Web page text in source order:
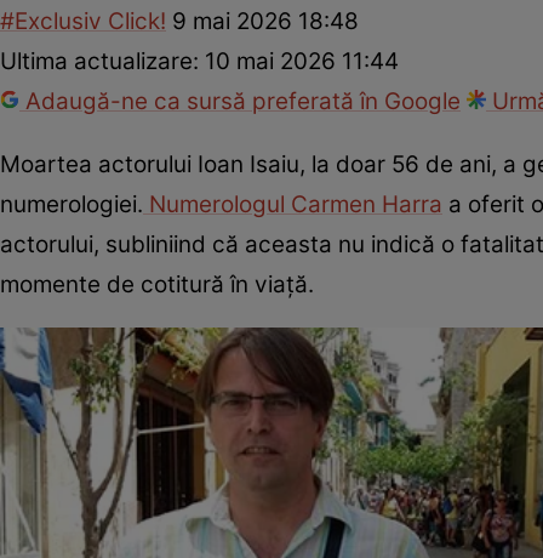
#Exclusiv Click! 9 mai 2026 18:48
Ultima actualizare: 10 mai 2026 11:44
Adaugă-ne ca sursă preferată în Google
Moartea actorului Ioan Isaiu, la doar 56 de ani, a
numerologiei. Numerologul Carmen Harra a oferit
actorului, subliniind că aceasta nu indică o
momente de cotitură în viață.